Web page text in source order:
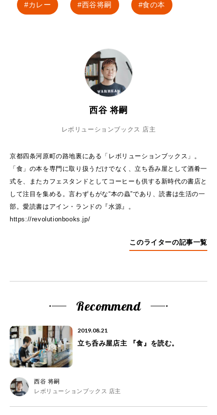
カレー 西谷将嗣 食の本
西谷 将嗣
レボリューションブックス 店主
京都四条河原町の路地裏にある「レボリューションブックス」。
「食」の本を専門に取り扱うだけでなく、立ち呑み屋として酒肴一
式を、またカフェスタンドとしてコーヒーも供する新時代の書店と
して注目を集める。言わずもがな“本の蟲”であり、読書は生活の一
部。愛読書はアイン・ランドの『水源』。
https://revolutionbooks.jp/
このライターの記事一覧
Recommend
2019.08.21
立ち呑み屋店主 『食』を読む。
西谷 将嗣
レボリューションブックス 店主